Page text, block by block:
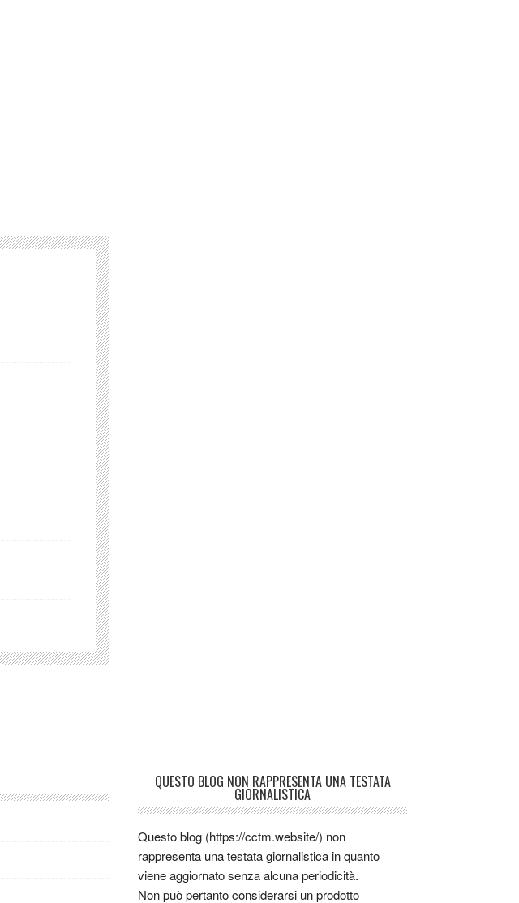
QUESTO BLOG NON RAPPRESENTA UNA TESTATA
GIORNALISTICA
Questo blog (https://cctm.website/) non
rappresenta una testata giornalistica in quanto
viene aggiornato senza alcuna periodicità.
Non può pertanto considerarsi un prodotto